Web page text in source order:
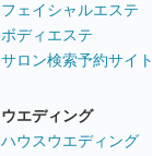
フェイシャルエステ
ボディエステ
サロン検索予約サイト
ウエディング
ハウスウエディング